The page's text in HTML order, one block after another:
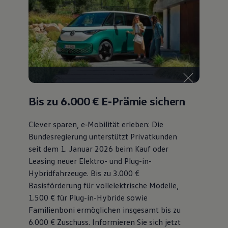
Bulli Magazin
Fahrzeugabholung ab Werk
Uptime
Bis zu 6.000 € E-Prämie sichern
Clever sparen, e‑Mobilität erleben: Die
Bundesregierung unterstützt Privatkunden
seit dem 1. Januar 2026 beim Kauf oder
Leasing neuer Elektro- und Plug-in-
Hybridfahrzeuge. Bis zu 3.000 €
Basisförderung für vollelektrische Modelle,
1.500 € für Plug-in-Hybride sowie
Familienboni ermöglichen insgesamt bis zu
6.000 € Zuschuss⁠. Informieren Sie sich jetzt